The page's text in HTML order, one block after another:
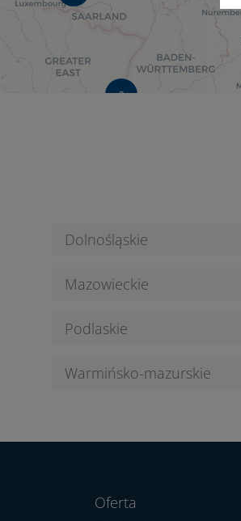
3
Dolnośląskie
Mazowieckie
Podlaskie
Warmińsko-mazurskie
Oferta